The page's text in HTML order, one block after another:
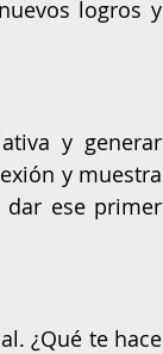
logros y
y generar
y muestra
dar ese primer
¿Qué te hace